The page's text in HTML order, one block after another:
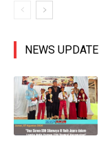
NEWS UPDATE